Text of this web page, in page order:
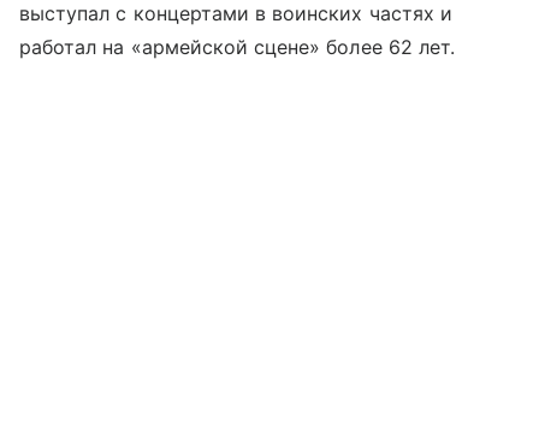
выступал с концертами в воинских частях и
работал на «армейской сцене» более 62 лет.